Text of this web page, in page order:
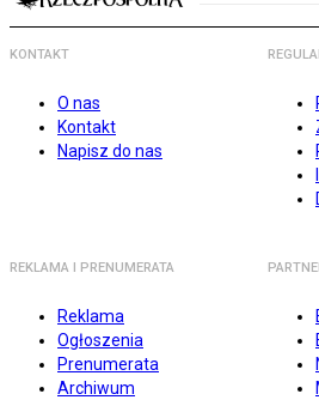
KONTAKT
O nas
Kontakt
Napisz do nas
REKLAMA I PRENUMERATA
Reklama
Ogłoszenia
Prenumerata
Archiwum